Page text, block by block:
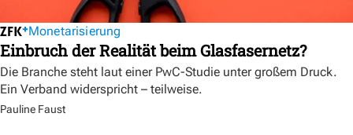
Monetarisierung
Einbruch der Realität beim Glasfasernetz?
Die Branche steht laut einer PwC-Studie unter großem Druck.
Ein Verband widerspricht – teilweise.
Pauline Faust